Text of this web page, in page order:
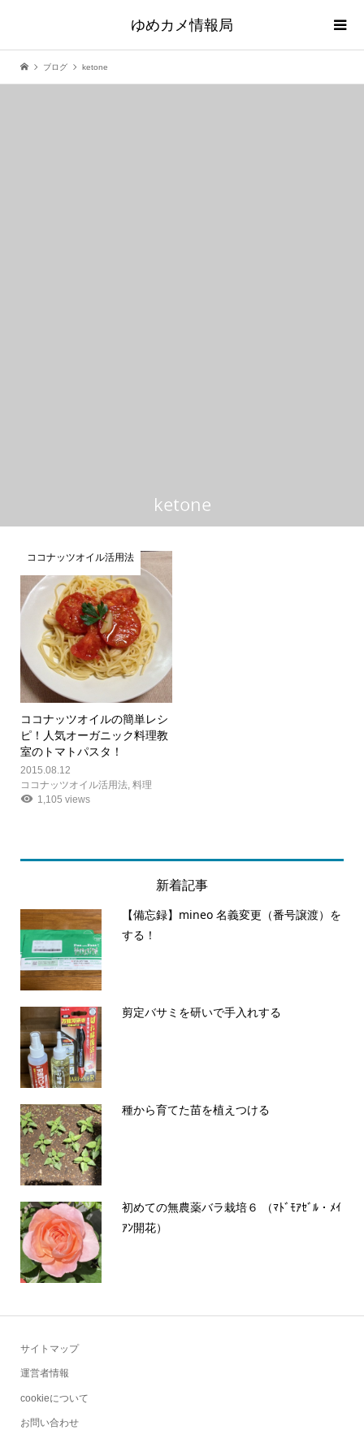
ゆめカメ情報局
ブログ ketone
ketone
ココナッツオイル活用法
ココナッツオイルの簡単レシ
ピ！人気オーガニック料理教
室のトマトパスタ！
2015.08.12
ココナッツオイル活用法, 料理
1,105 views
新着記事
【備忘録】mineo 名義変更（番号譲渡）を
する！
剪定バサミを研いで手入れする
種から育てた苗を植えつける
初めての無農薬バラ栽培６ （ﾏﾄﾞﾓｱｾﾞﾙ・ﾒｲ
ｱﾝ開花）
サイトマップ
運営者情報
cookieについて
お問い合わせ